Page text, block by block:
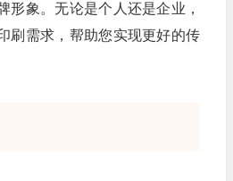
形象。无论是个人还是企业，
刷需求，帮助您实现更好的传